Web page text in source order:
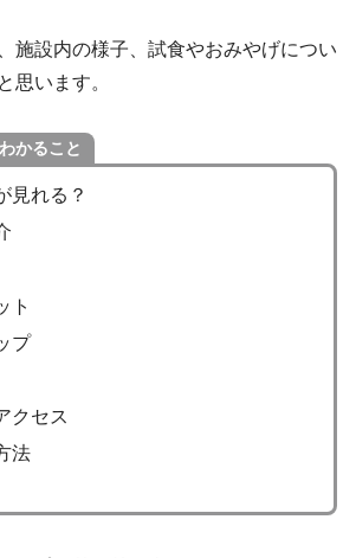
施設内の様子、試食やおみやげについ
思います。
かること
見れる？
ト
プ
クセス
法